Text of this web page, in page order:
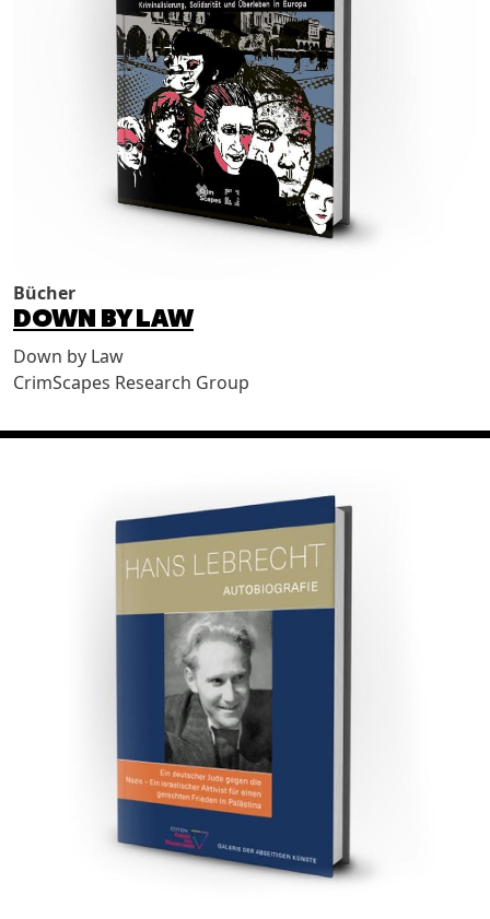
Bücher
DOWN BY LAW
Down by Law
CrimScapes Research Group